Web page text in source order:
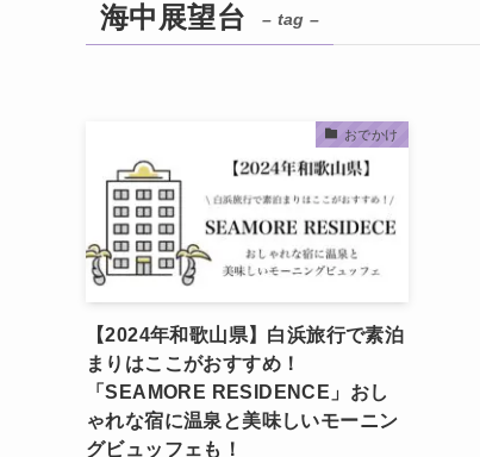
海中展望台 – tag –
おでかけ
【2024年和歌山県】白浜旅行で素泊
まりはここがおすすめ！
「SEAMORE RESIDENCE」おし
ゃれな宿に温泉と美味しいモーニン
グビュッフェも！